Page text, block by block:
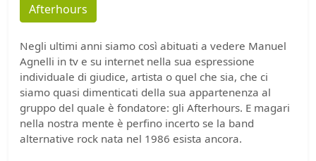
Afterhours
Negli ultimi anni siamo così abituati a vedere Manuel
Agnelli in tv e su internet nella sua espressione
individuale di giudice, artista o quel che sia, che ci
siamo quasi dimenticati della sua appartenenza al
gruppo del quale è fondatore: gli Afterhours. E magari
nella nostra mente è perfino incerto se la band
alternative rock nata nel 1986 esista ancora.